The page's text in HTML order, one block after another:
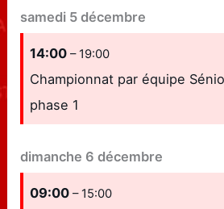
samedi 5 décembre
14:00– 19:00
Championnat par équipe
phase 1
dimanche 6 décembre
09:00– 15:00